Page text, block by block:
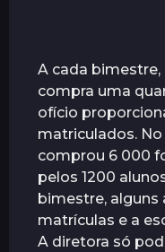
a
r
s
n
u
s
t
r
á
s
A cada
compra uma
ofício
matriculados.
comprou 6 000
pelos 1200
bimestre, alguns
matrículas e a
A diretora só